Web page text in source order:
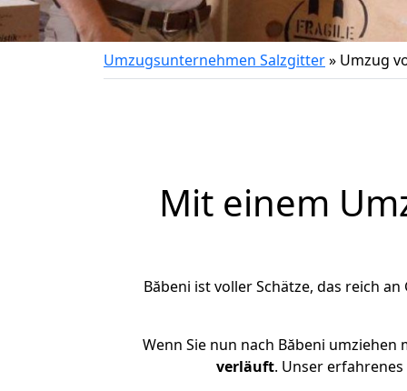
Umzugsunternehmen Salzgitter» Umzug
Mit einem
Băbeni ist voller Schätze, das reich
Wenn Sie nun nach Băbeni
verläuft. Unser